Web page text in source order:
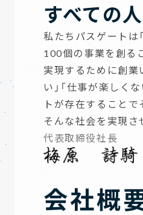
すべての
私たちパスゲートは
100個の事業を創る
実現するために創業
い」「仕事が楽しく
トが存在することで
そんな社会を実現さ
代表取締役社長
会社概